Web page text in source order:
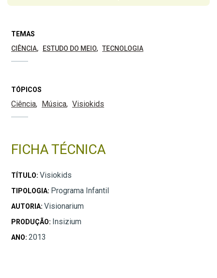
TEMAS
CIÊNCIA
ESTUDO DO MEIO TECNOLOGIA
TÓPICOS
Ciência Música Visiokids
FICHA TÉCNICA
TÍTULO: Visiokids
TIPOLOGIA: Programa Infantil
AUTORIA: Visionarium
PRODUÇÃO: Insizium
ANO: 2013